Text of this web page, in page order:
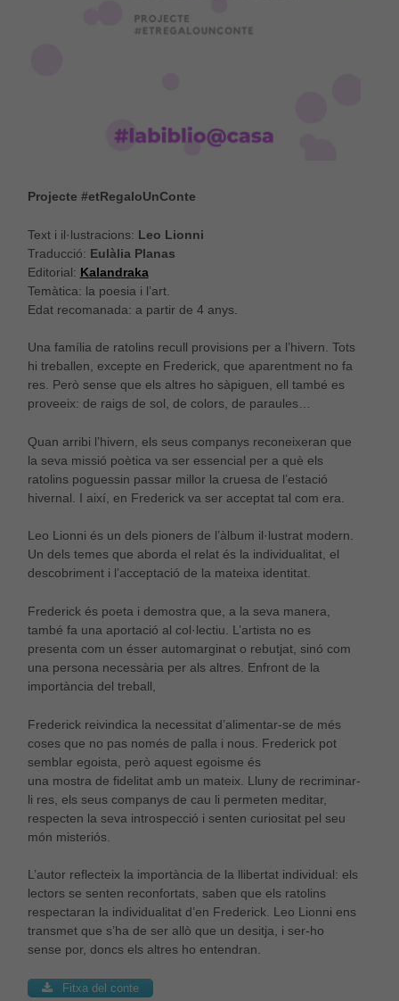
Projecte #etRegaloUnConte
Text i il·lustracions: Leo Lionni
Traducció: Eulàlia Planas
Editorial: Kalandraka
Temàtica: la poesia i l’art.
Edat recomanada: a partir de 4 anys.
Una família de ratolins recull provisions per a l’hivern. Tots
hi treballen, excepte en Frederick, que aparentment no fa
res. Però sense que els altres ho sàpiguen, ell també es
proveeix: de raigs de sol, de colors, de paraules…
Quan arribi l’hivern, els seus companys reconeixeran que
la seva missió poètica va ser essencial per a què els
ratolins poguessin passar millor la cruesa de l’estació
hivernal. I així, en Frederick va ser acceptat tal com era.
Leo Lionni és un dels pioners de l’àlbum il·lustrat modern.
Un dels temes que aborda el relat és la individualitat, el
descobriment i l’acceptació de la mateixa identitat.
Frederick és poeta i demostra que, a la seva manera,
també fa una aportació al col·lectiu. L’artista no es
presenta com un ésser automarginat o rebutjat, sinó com
una persona necessària per als altres. Enfront de la
importància del treball,
Frederick reivindica la necessitat d’alimentar-se de més
coses que no pas només de palla i nous. Frederick pot
semblar egoista, però aquest egoisme és
una mostra de fidelitat amb un mateix. Lluny de recriminar-
li res, els seus companys de cau li permeten meditar,
respecten la seva introspecció i senten curiositat pel seu
món misteriós.
L’autor reflecteix la importància de la llibertat individual: els
lectors se senten reconfortats, saben que els ratolins
respectaran la individualitat d’en Frederick. Leo Lionni ens
transmet que s’ha de ser allò que un desitja, i ser-ho
sense por, doncs els altres ho entendran.
Fitxa del conte